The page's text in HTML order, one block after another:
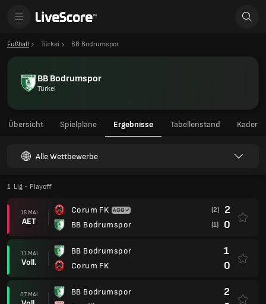
Fußball Türkei BB Bodrumspor
BB Bodrumspor
Türkei
Übersicht Spielpläne Ergebnisse Tabellenstand Kader
Alle Wettbewerbe
1. Lig - Playoff
15 MAI
AET
Corum FK
BB Bodrumspor
(2) 2
(1) 0
11 MAI
Voll.
BB Bodrumspor
Corum FK
1
0
07 MAI
BB Bodrumspor
2